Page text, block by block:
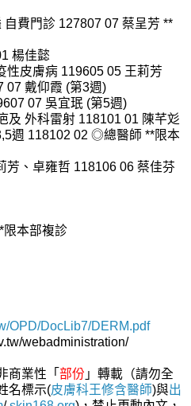
費門診 127807 07 蔡呈芳 **
楊佳懿
性皮膚病 119605 05 王莉芳
07 戴仰霞 (第3週)
07 吳宜珉 (第5週)
及 外科雷射 118101 01 陳芊彣
週 118102 02 ◎總醫師 **限本
芳、卓雍哲 118106 06 蔡佳芬
本部複診
OPD/DocLib7/DERM.pdf
webadministration/
商業性「 部份 」轉載（請勿全
名標示(皮膚科王修含醫師)與出